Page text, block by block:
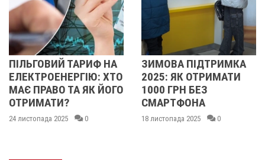
НА
ХТО
ЯК ЙОГО
0
ЗИМОВА ПІДТРИМКА
2025: ЯК ОТРИМАТИ
1000 ГРН БЕЗ
СМАРТФОНА
18 листопада 2025 0
ПІДТРИМКА":
МОЖУТЬ
ЗАЯВКИ У
ОТРИМАННЯ